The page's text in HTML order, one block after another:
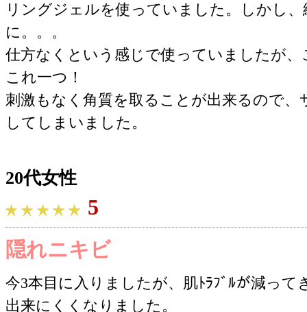
リングジェルを使っていました。しかし
に。。。
仕方なくという感じで使っていましたが
これ一つ！
刺激もなく角質を取ることが出来るので
してしまいました。
20代女性
5
隠れニキビ
今3本目に入りましたが、肌ﾄﾗﾌﾞﾙが減っ
出来にくくなりました。